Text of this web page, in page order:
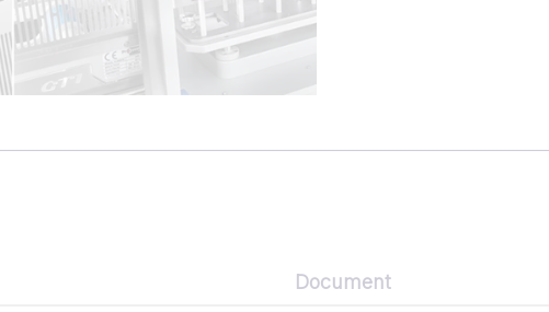
Document